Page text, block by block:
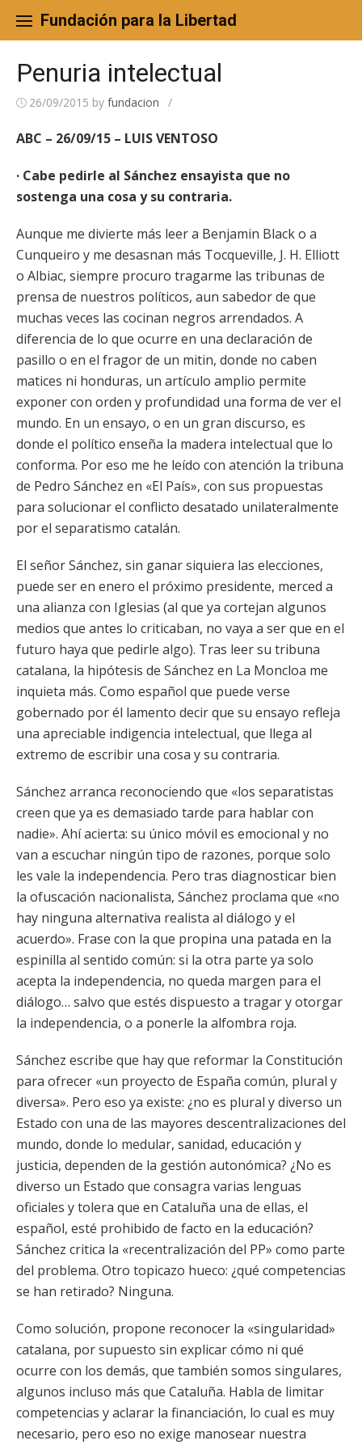
content
Fundación para la Libertad
Penuria intelectual
26/09/2015 by fundacion /
ABC – 26/09/15 – LUIS VENTOSO
· Cabe pedirle al Sánchez ensayista que no
sostenga una cosa y su contraria.
Aunque me divierte más leer a Benjamin Black o a
Cunqueiro y me desasnan más Tocqueville, J. H. Elliott
o Albiac, siempre procuro tragarme las tribunas de
prensa de nuestros políticos, aun sabedor de que
muchas veces las cocinan negros arrendados. A
diferencia de lo que ocurre en una declaración de
pasillo o en el fragor de un mitin, donde no caben
matices ni honduras, un artículo amplio permite
exponer con orden y profundidad una forma de ver el
mundo. En un ensayo, o en un gran discurso, es
donde el político enseña la madera intelectual que lo
conforma. Por eso me he leído con atención la tribuna
de Pedro Sánchez en «El País», con sus propuestas
para solucionar el conflicto desatado unilateralmente
por el separatismo catalán.
El señor Sánchez, sin ganar siquiera las elecciones,
puede ser en enero el próximo presidente, merced a
una alianza con Iglesias (al que ya cortejan algunos
medios que antes lo criticaban, no vaya a ser que en el
futuro haya que pedirle algo). Tras leer su tribuna
catalana, la hipótesis de Sánchez en La Moncloa me
inquieta más. Como español que puede verse
gobernado por él lamento decir que su ensayo refleja
una apreciable indigencia intelectual, que llega al
extremo de escribir una cosa y su contraria.
Sánchez arranca reconociendo que «los separatistas
creen que ya es demasiado tarde para hablar con
nadie». Ahí acierta: su único móvil es emocional y no
van a escuchar ningún tipo de razones, porque solo
les vale la independencia. Pero tras diagnosticar bien
la ofuscación nacionalista, Sánchez proclama que «no
hay ninguna alternativa realista al diálogo y el
acuerdo». Frase con la que propina una patada en la
espinilla al sentido común: si la otra parte ya solo
acepta la independencia, no queda margen para el
diálogo… salvo que estés dispuesto a tragar y otorgar
la independencia, o a ponerle la alfombra roja.
Sánchez escribe que hay que reformar la Constitución
para ofrecer «un proyecto de España común, plural y
diversa». Pero eso ya existe: ¿no es plural y diverso un
Estado con una de las mayores descentralizaciones del
mundo, donde lo medular, sanidad, educación y
justicia, dependen de la gestión autonómica? ¿No es
diverso un Estado que consagra varias lenguas
oficiales y tolera que en Cataluña una de ellas, el
español, esté prohibido de facto en la educación?
Sánchez critica la «recentralización del PP» como parte
del problema. Otro topicazo hueco: ¿qué competencias
se han retirado? Ninguna.
Como solución, propone reconocer la «singularidad»
catalana, por supuesto sin explicar cómo ni qué
ocurre con los demás, que también somos singulares,
algunos incluso más que Cataluña. Habla de limitar
competencias y aclarar la financiación, lo cual es muy
necesario, pero eso no exige manosear nuestra